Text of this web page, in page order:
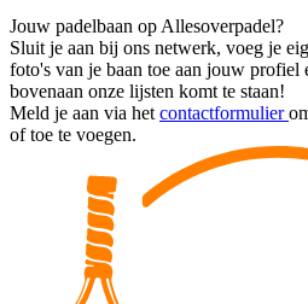
Jouw padelbaan op Allesoverpadel?
Sluit je aan bij ons netwerk, voeg je
foto's van je baan toe aan jouw profiel
bovenaan onze lijsten komt te staan!
Meld je aan via het contactformulier
of toe te voegen.